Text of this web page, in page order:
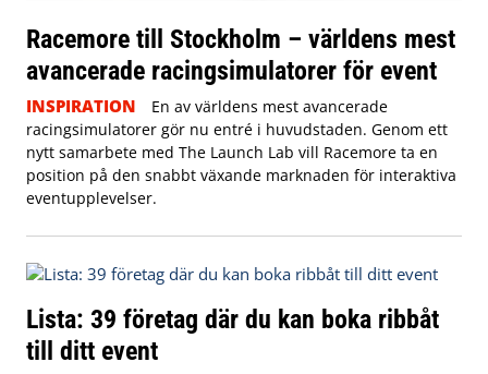
Racemore till Stockholm – världens mest
avancerade racingsimulatorer för event
INSPIRATION
En av världens mest avancerade
racingsimulatorer gör nu entré i huvudstaden. Genom ett
nytt samarbete med The Launch Lab vill Racemore ta en
position på den snabbt växande marknaden för interaktiva
eventupplevelser.
Lista: 39 företag där du kan boka ribbåt
till ditt event